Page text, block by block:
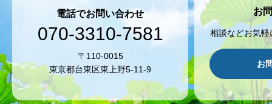
電話でお問い合わせ
070-3310-7581
〒110-0015
東京都台東区東上野5-11-9
お
相談などお気
お